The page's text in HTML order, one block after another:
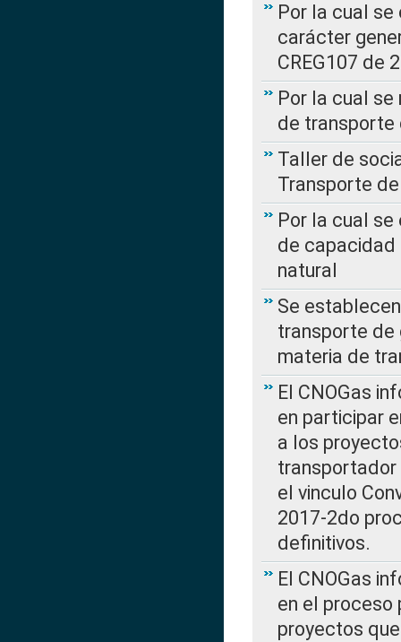
Por la cual
carácter
CREG107 de
Por la cual
de transporte
Taller de
Transporte
Por la cual
de capacidad
natural
Se
transporte de
materia de
El CNOGas
en participar
a los
transportador
el vinculo
2017-2do
definitivos.
El CNOGas
en el proceso
proyectos